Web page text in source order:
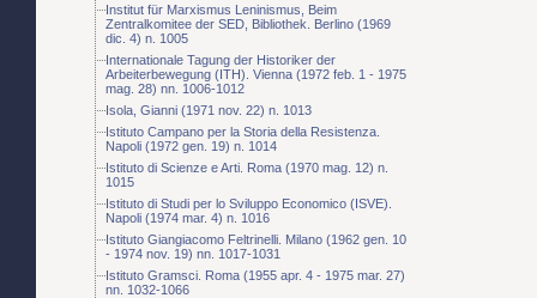
Institut für Marxismus Leninismus, Beim
Zentralkomitee der SED, Bibliothek. Berlino (1969
dic. 4) n. 1005
Internationale Tagung der Historiker der
Arbeiterbewegung (ITH). Vienna (1972 feb. 1 - 1975
mag. 28) nn. 1006-1012
Isola, Gianni (1971 nov. 22) n. 1013
Istituto Campano per la Storia della Resistenza.
Napoli (1972 gen. 19) n. 1014
Istituto di Scienze e Arti. Roma (1970 mag. 12) n.
1015
Istituto di Studi per lo Sviluppo Economico (ISVE).
Napoli (1974 mar. 4) n. 1016
Istituto Giangiacomo Feltrinelli. Milano (1962 gen. 10
- 1974 nov. 19) nn. 1017-1031
Istituto Gramsci. Roma (1955 apr. 4 - 1975 mar. 27)
nn. 1032-1066